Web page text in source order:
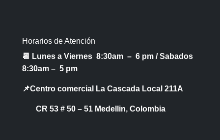
Horarios de Atención
📆 Lunes a Viernes 8:30am – 6 pm /Sabados
8:30am – 5 pm
📌Centro comercial La Cascada Local 211A
CR 53 # 50 – 51 Medellin, Colombia